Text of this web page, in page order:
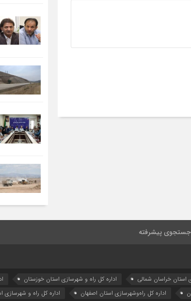
جستجوی پیشرفته
استان خراسان شمالي اداره كل راه و شهرسازي استان خوزستان
اداره كل راه‌و‌شهرسازي استان اصفهان اداره کل راه و شهرسازی